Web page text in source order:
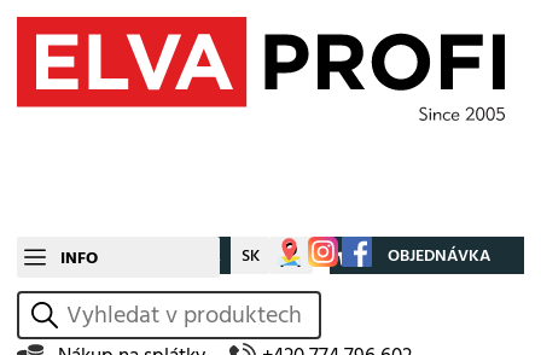
INFO CZ SK Můj účet OBJEDNÁVKA
vyhledat